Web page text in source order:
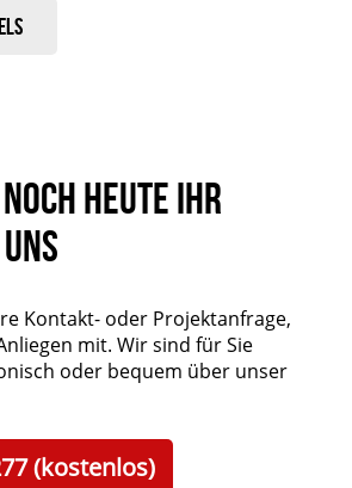
heute Ihr
Kontakt- oder Projektanfrage,
mit. Wir sind für Sie
oder bequem über unser
(kostenlos)